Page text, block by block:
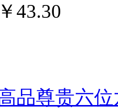
品尊贵六